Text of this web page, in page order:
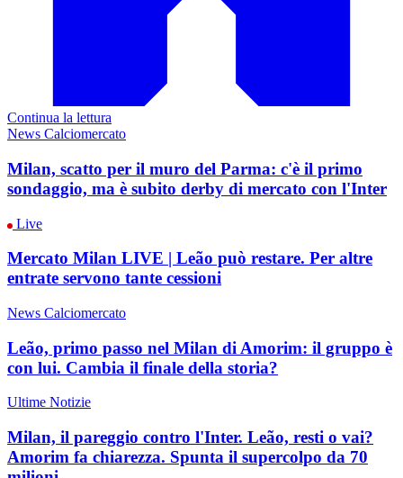
Continua la lettura
News Calciomercato
Milan, scatto per il muro del Parma: c'è il primo
sondaggio, ma è subito derby di mercato con l'Inter
Live
Mercato Milan LIVE | Leão può restare. Per altre
entrate servono tante cessioni
News Calciomercato
Leão, primo passo nel Milan di Amorim: il gruppo è
con lui. Cambia il finale della storia?
Ultime Notizie
Milan, il pareggio contro l'Inter. Leão, resti o vai?
Amorim fa chiarezza. Spunta il supercolpo da 70